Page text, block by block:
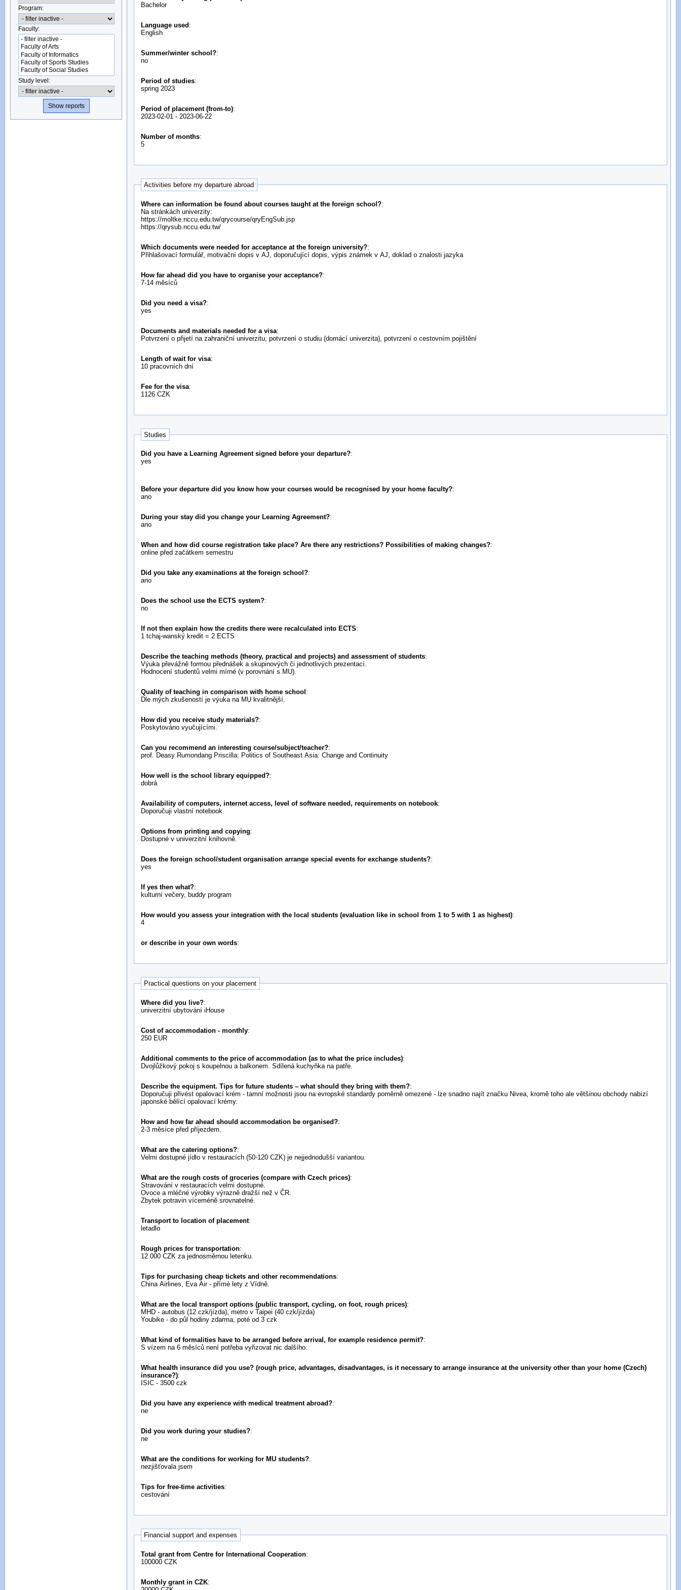
Program:
Faculty:
Study level:
Bachelor
Language used :
English
Summer/winter school?:
no
Period of studies:
spring 2023
Period of placement (from-to):
2023-02-01 - 2023-06-22
Number of months:
5
Activities before my departure abroad
Where can information be found about courses taught at the foreign school?:
Na stránkách univerzity:
https://moltke.nccu.edu.tw/qrycourse/qryEngSub.jsp
https://qrysub.nccu.edu.tw/
Which documents were needed for acceptance at the foreign university?:
Přihlašovací formulář, motivační dopis v AJ, doporučující dopis, výpis známek v AJ, doklad o znalosti jazyka
How far ahead did you have to organise your acceptance?:
7-14 měsíců
Did you need a visa?:
yes
Documents and materials needed for a visa:
Potvrzení o přijetí na zahraniční univerzitu, potvrzení o studiu (domácí univerzita), potvrzení o cestovním pojištění
Length of wait for visa:
10 pracovních dní
Fee for the visa:
1126 CZK
Studies
Did you have a Learning Agreement signed before your departure?:
yes
Before your departure did you know how your courses would be recognised by your home faculty?:
ano
During your stay did you change your Learning Agreement?:
ano
When and how did course registration take place? Are there any restrictions? Possibilities of making changes?:
online před začátkem semestru
Did you take any examinations at the foreign school?:
ano
Does the school use the ECTS system?:
no
If not then explain how the credits there were recalculated into ECTS:
1 tchaj-wanský kredit = 2 ECTS
Describe the teaching methods (theory, practical and projects) and assessment of students:
Výuka převážně formou přednášek a skupinových či jednotlivých prezentací.
Hodnocení studentů velmi mírné (v porovnání s MU).
Quality of teaching in comparison with home school :
Dle mých zkušeností je výuka na MU kvalitnější.
How did you receive study materials?:
Poskytováno vyučujícími.
Can you recommend an interesting course/subject/teacher?:
prof. Deasy Rumondang Priscilla: Politics of Southeast Asia: Change and Continuity
How well is the school library equipped?:
dobrá
Availability of computers, internet access, level of software needed, requirements on notebook:
Doporučuji vlastní notebook.
Options from printing and copying:
Dostupné v univerzitní knihovně.
Does the foreign school/student organisation arrange special events for exchange students?:
yes
If yes then what?:
kulturní večery, buddy program
How would you assess your integration with the local students (evaluation like in school from 1 to 5 with 1 as highest):
4
or describe in your own words:
Practical questions on your placement
Where did you live?:
univerzitní ubytování iHouse
Cost of accommodation - monthly:
250 EUR
Additional comments to the price of accommodation (as to what the price includes):
Dvojlůžkový pokoj s koupelnou a balkonem. Sdílená kuchyňka na patře.
Describe the equipment. Tips for future students – what should they bring with them?:
Doporučuji přivést opalovací krém - tamní možnosti jsou na evropské standardy poměrně omezené - lze snadno najít značku Nivea, kromě toho ale většinou obchody nabízí
japonské bělící opalovací krémy.
How and how far ahead should accommodation be organised?:
2-3 měsíce před příjezdem.
What are the catering options?:
Velmi dostupné jídlo v restauracích (50-120 CZK) je nejjednodušší variantou.
What are the rough costs of groceries (compare with Czech prices):
Stravování v restauracích velmi dostupné.
Ovoce a mléčné výrobky výrazně dražší než v ČR.
Zbytek potravin víceméně srovnatelné.
Transport to location of placement:
letadlo
Rough prices for transportation:
12 000 CZK za jednosměrnou letenku.
Tips for purchasing cheap tickets and other recommendations:
China Airlines, Eva Air - přímé lety z Vídně.
What are the local transport options (public transport, cycling, on foot, rough prices):
MHD - autobus (12 czk/jízda), metro v Taipei (40 czk/jízda)
Youbike - do půl hodiny zdarma, poté od 3 czk
What kind of formalities have to be arranged before arrival, for example residence permit?:
S vízem na 6 měsíců není potřeba vyřizovat nic dalšího.
What health insurance did you use? (rough price, advantages, disadvantages, is it necessary to arrange insurance at the university other than your home (Czech)
insurance?):
ISIC - 3500 czk
Did you have any experience with medical treatment abroad?:
ne
Did you work during your studies?:
ne
What are the conditions for working for MU students?:
nezjišťovala jsem
Tips for free-time activities:
cestování
Financial support and expenses
Total grant from Centre for International Cooperation:
100000 CZK
Monthly grant in CZK: